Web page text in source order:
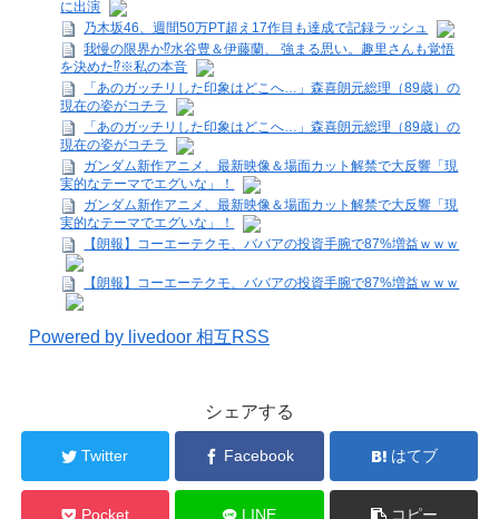
に出演
乃木坂46、週間50万PT超え17作目も達成で記録ラッシュ
我慢の限界か⁉水谷豊＆伊藤蘭、 強まる思い。趣里さんも覚悟
を決めた⁉※私の本音
「あのガッチリした印象はどこへ…」森喜朗元総理（89歳）の
現在の姿がコチラ
「あのガッチリした印象はどこへ…」森喜朗元総理（89歳）の
現在の姿がコチラ
ガンダム新作アニメ、最新映像＆場面カット解禁で大反響「現
実的なテーマでエグいな」！
ガンダム新作アニメ、最新映像＆場面カット解禁で大反響「現
実的なテーマでエグいな」！
【朗報】コーエーテクモ、ババアの投資手腕で87%増益ｗｗｗ
【朗報】コーエーテクモ、ババアの投資手腕で87%増益ｗｗｗ
Powered by livedoor 相互RSS
シェアする
Twitter Facebook はてブ
Pocket LINE コピー